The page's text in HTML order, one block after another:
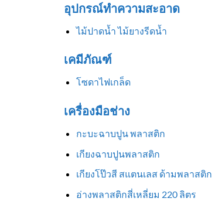
อุปกรณ์ทำความสะอาด
ไม้ปาดน้ำ ไม้ยางรีดน้ำ
เคมีภัณฑ์
โซดาไฟเกล็ด
เครื่องมือช่าง
กะบะฉาบปูน พลาสติก
เกียงฉาบปูนพลาสติก
เกียงโป๊วสี สแตนเลส ด้ามพลาสติก
อ่างพลาสติกสี่เหลี่ยม 220 ลิตร